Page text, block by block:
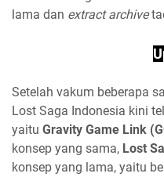
lama dan extract archive
Setelah vakum beberapa
Lost Saga Indonesia kini
yaitu Gravity Game Link
konsep yang sama, Lost
konsep yang lama, yaitu